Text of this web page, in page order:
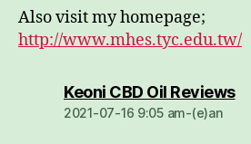
Also visit my homepage;
http://www.mhes.tyc.edu.tw/
Keoni CBD Oil Reviews
2021-07-16 9:05 am-(e)an